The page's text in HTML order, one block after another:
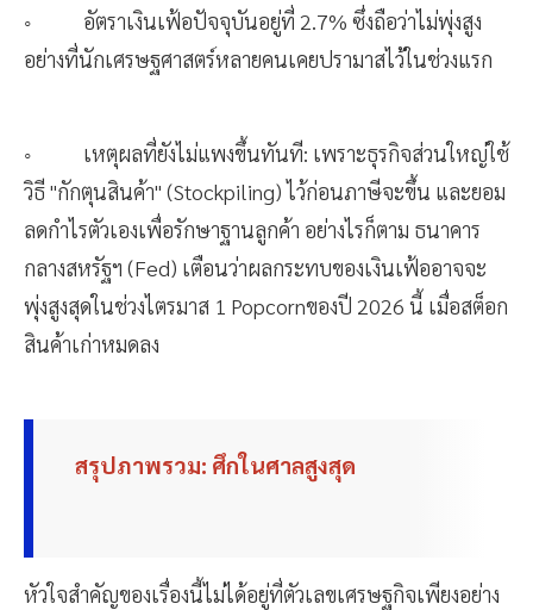
◦ อัตราเงินเฟ้อปัจจุบันอยู่ที่ 2.7% ซึ่งถือว่าไม่พุ่งสูง
อย่างที่นักเศรษฐศาสตร์หลายคนเคยปรามาสไว้ในช่วงแรก
◦ เหตุผลที่ยังไม่แพงขึ้นทันที: เพราะธุรกิจส่วนใหญ่ใช้
วิธี "กักตุนสินค้า" (Stockpiling) ไว้ก่อนภาษีจะขึ้น และยอม
ลดกำไรตัวเองเพื่อรักษาฐานลูกค้า อย่างไรก็ตาม ธนาคาร
กลางสหรัฐฯ (Fed) เตือนว่าผลกระทบของเงินเฟ้ออาจจะ
พุ่งสูงสุดในช่วงไตรมาส 1 Popcornของปี 2026 นี้ เมื่อสต็อก
สินค้าเก่าหมดลง
สรุปภาพรวม: ศึกในศาลสูงสุด
หัวใจสำคัญของเรื่องนี้ไม่ได้อยู่ที่ตัวเลขเศรษฐกิจเพียงอย่าง